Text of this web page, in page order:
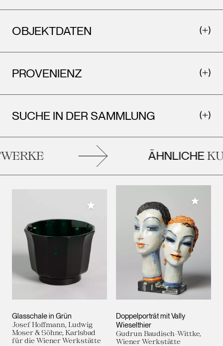
OBJEKTDATEN
PROVENIENZ
SUCHE IN DER SAMMLUNG
ÄHNLICHE
Glasschale in Grün
Josef Hoffmann, Ludwig
Moser & Söhne, Karlsbad
für die Wiener Werkstätte
Meiner Sammlung hinzufügen
Doppelporträt mit Vally
Wieselthier
Gudrun Baudisch-Wittke,
Wiener Werkstätte
Meiner